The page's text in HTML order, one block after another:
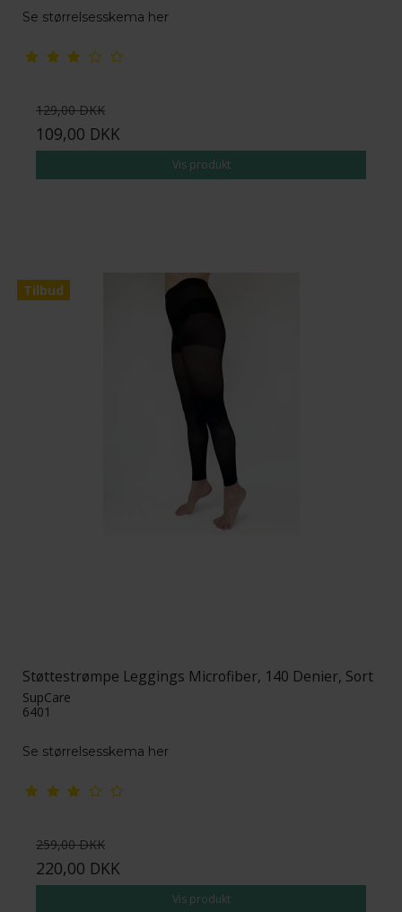
Se størrelsesskema her
129,00 DKK
109,00 DKK
Vis produkt
Tilbud
Støttestrømpe Leggings Microfiber, 140 Denier, Sort
SupCare
6401
Se størrelsesskema her
259,00 DKK
220,00 DKK
Vis produkt